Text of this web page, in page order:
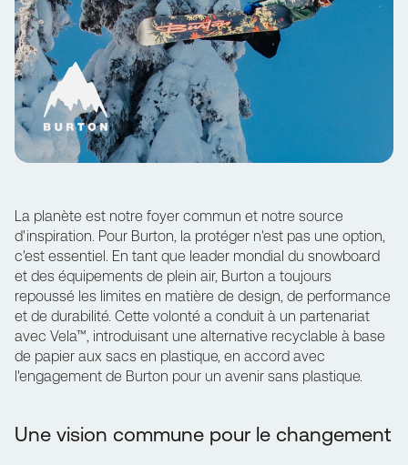
La planète est notre foyer commun et notre source
d'inspiration. Pour Burton, la protéger n'est pas une option,
c'est essentiel. En tant que leader mondial du snowboard
et des équipements de plein air, Burton a toujours
repoussé les limites en matière de design, de performance
et de durabilité. Cette volonté a conduit à un partenariat
avec Vela™, introduisant une alternative recyclable à base
de papier aux sacs en plastique, en accord avec
l'engagement de Burton pour un avenir sans plastique.
Une vision commune pour le changement